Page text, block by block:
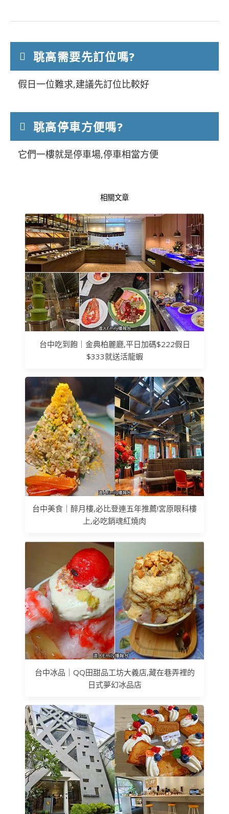
聎高需要先訂位嗎?
假日一位難求,建議先訂位比較好
聎高停車方便嗎?
它們一樓就是停車場,停車相當方便
相關文章
台中吃到飽｜金典柏麗廳,平日加碼$222假日
$333就送活龍蝦
台中美食｜醉月樓,必比登連五年推薦!宮原眼科樓
上,必吃銷魂紅燒肉
台中冰品｜QQ田甜品工坊大義店,藏在巷弄裡的
日式夢幻冰品店